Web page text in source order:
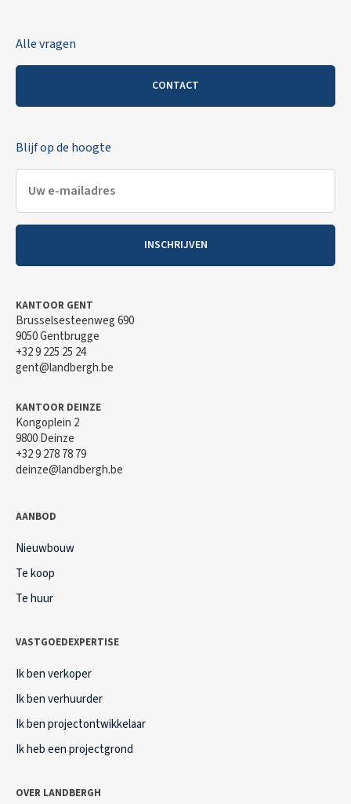
Alle vragen
CONTACT
Blijf op de hoogte
INSCHRIJVEN
KANTOOR GENT
Brusselsesteenweg 690
9050 Gentbrugge
+32 9 225 25 24
gent@landbergh.be
KANTOOR DEINZE
Kongoplein 2
9800 Deinze
+32 9 278 78 79
deinze@landbergh.be
AANBOD
Nieuwbouw
Te koop
Te huur
VASTGOEDEXPERTISE
Ik ben verkoper
Ik ben verhuurder
Ik ben projectontwikkelaar
Ik heb een projectgrond
OVER LANDBERGH